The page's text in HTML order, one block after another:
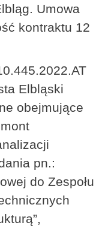
Umowa
kontraktu 12
Elbląski
obejmujące
pn.:
do Zespołu